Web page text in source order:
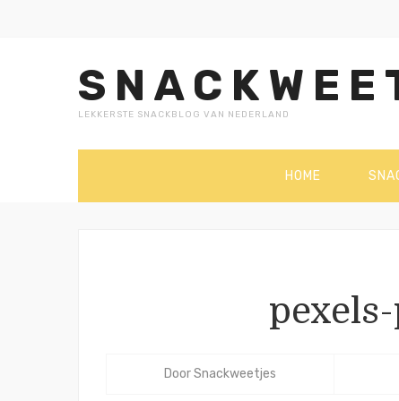
LEKKERSTE SNACKBLOG VAN NEDERLAND
HOME
DoorSnackweetjes